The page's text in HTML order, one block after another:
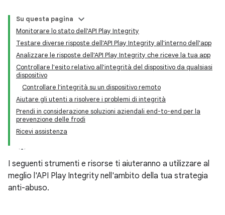
Su questa pagina
Monitorare lo stato dell'API Play Integrity
Testare diverse risposte dell'API Play Integrity all'interno dell'app
Analizzare le risposte dell'API Play Integrity che riceve la tua app
Controllare l'esito relativo all'integrità del dispositivo da qualsiasi
dispositivo
Controllare l'integrità su un dispositivo remoto
Aiutare gli utenti a risolvere i problemi di integrità
Prendi in considerazione soluzioni aziendali end-to-end per la
prevenzione delle frodi
Ricevi assistenza
I seguenti strumenti e risorse ti aiuteranno a utilizzare al
meglio l'API Play Integrity nell'ambito della tua strategia
anti-abuso.